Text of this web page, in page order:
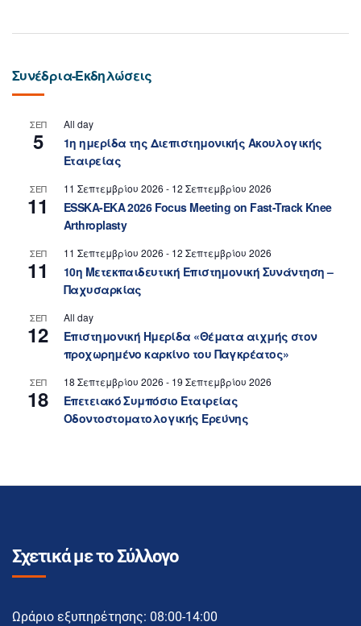
Συνέδρια-Εκδηλώσεις
ΣΕΠ
5
All day
1η ημερίδα της Διεπιστημονικής Ακουλογικής
Εταιρείας
ΣΕΠ
11
11 Σεπτεμβρίου 2026 - 12 Σεπτεμβρίου 2026
ESSKA-EKA 2026 Focus Meeting on Fast-Track Knee
Arthroplasty
ΣΕΠ
11
11 Σεπτεμβρίου 2026 - 12 Σεπτεμβρίου 2026
10η Μετεκπαιδευτική Επιστημονική Συνάντηση –
Παχυσαρκίας
ΣΕΠ
12
All day
Επιστημονική Ημερίδα «Θέματα αιχμής στον
προχωρημένο καρκίνο του Παγκρέατος»
ΣΕΠ
18
18 Σεπτεμβρίου 2026 - 19 Σεπτεμβρίου 2026
Επετειακό Συμπόσιο Εταιρείας
Οδοντοστοματολογικής Ερεύνης
Σχετικά με το Σύλλογο
Ωράριο εξυπηρέτησης: 08:00-14:00